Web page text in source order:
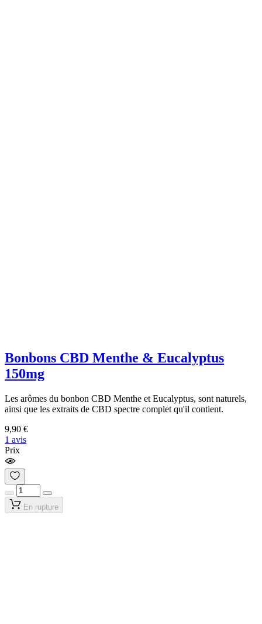
Bonbons CBD Menthe & Eucalyptus
150mg
Les arômes du bonbon CBD Menthe et Eucalyptus, sont naturels,
ainsi que les extraits de CBD spectre complet qu'il contient.
9,90 €
1 avis
Prix
En rupture